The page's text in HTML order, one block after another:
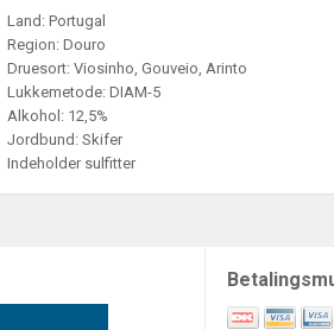
Land: Portugal
Region: Douro
Druesort: Viosinho, Gouveio, Arinto
Lukkemetode: DIAM-5
Alkohol: 12,5%
Jordbund: Skifer
Indeholder sulfitter